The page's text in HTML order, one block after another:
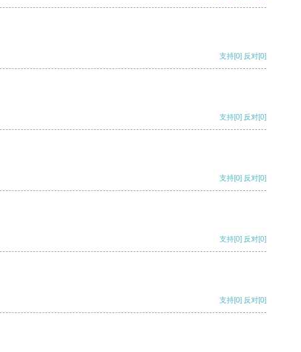
支持[0] 反对[0]
支持[0] 反对[0]
支持[0] 反对[0]
支持[0] 反对[0]
支持[0] 反对[0]